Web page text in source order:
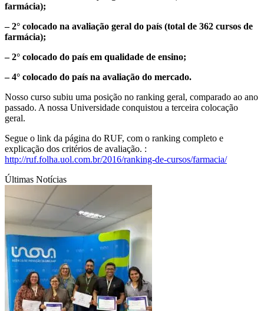
farmácia);
– 2° colocado na avaliação geral do país (total de 362 cursos de
farmácia);
– 2° colocado do país em qualidade de ensino;
– 4° colocado do país na avaliação do mercado.
Nosso curso subiu uma posição no ranking geral, comparado ao ano
passado. A nossa Universidade conquistou a terceira colocação
geral.
Segue o link da página do RUF, com o ranking completo e
explicação dos critérios de avaliação. :
http://ruf.folha.uol.com.br/2016/ranking-de-cursos/farmacia/
Últimas Notícias